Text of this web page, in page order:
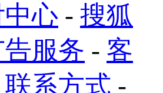
心 - 搜狐
告服务 - 客
联系方式 -